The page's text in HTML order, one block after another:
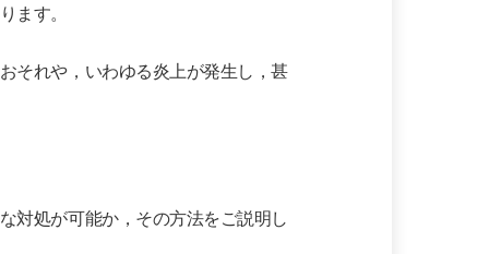
ます。
それや，いわゆる炎上が発生し，甚
対処が可能か，その方法をご説明し